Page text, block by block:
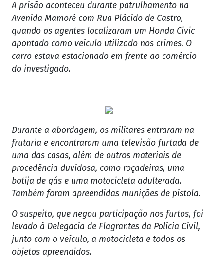
A prisão aconteceu durante patrulhamento na
Avenida Mamoré com Rua Plácido de Castro,
quando os agentes localizaram um Honda Civic
apontado como veículo utilizado nos crimes. O
carro estava estacionado em frente ao comércio
do investigado.
Durante a abordagem, os militares entraram na
frutaria e encontraram uma televisão furtada de
uma das casas, além de outros materiais de
procedência duvidosa, como roçadeiras, uma
botija de gás e uma motocicleta adulterada.
Também foram apreendidas munições de pistola.
O suspeito, que negou participação nos furtos, foi
levado à Delegacia de Flagrantes da Polícia Civil,
junto com o veículo, a motocicleta e todos os
objetos apreendidos.